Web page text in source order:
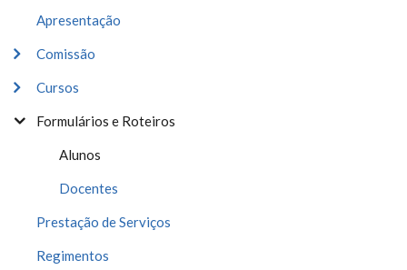
Apresentação
Comissão
Cursos
Formulários e Roteiros
Alunos
Docentes
Prestação de Serviços
Regimentos